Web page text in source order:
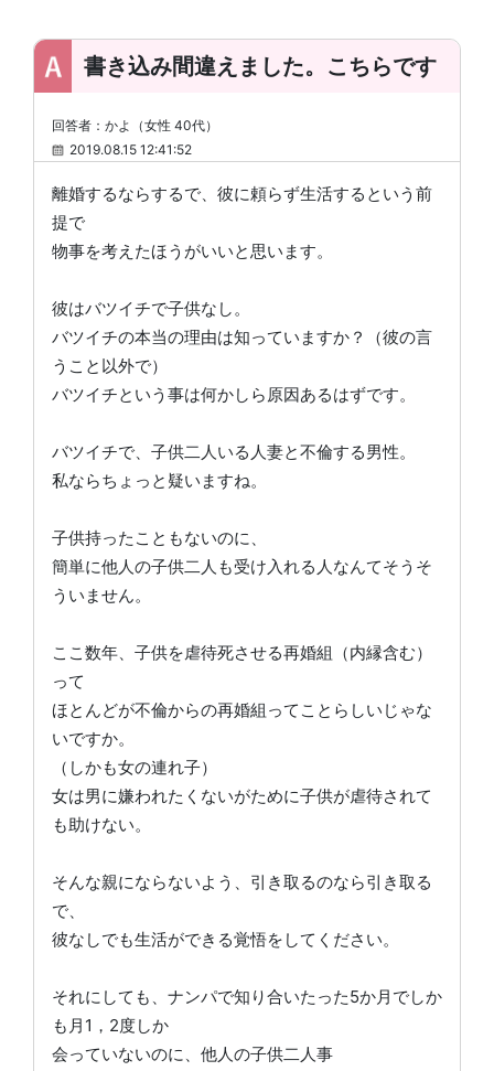
書き込み間違えました。こちらです
回答者：かよ（女性 40代）
2019.08.15 12:41:52
離婚するならするで、彼に頼らず生活するという前
提で
物事を考えたほうがいいと思います。
彼はバツイチで子供なし。
バツイチの本当の理由は知っていますか？（彼の言
うこと以外で）
バツイチという事は何かしら原因あるはずです。
バツイチで、子供二人いる人妻と不倫する男性。
私ならちょっと疑いますね。
子供持ったこともないのに、
簡単に他人の子供二人も受け入れる人なんてそうそ
ういません。
ここ数年、子供を虐待死させる再婚組（内縁含む）
って
ほとんどが不倫からの再婚組ってことらしいじゃな
いですか。
（しかも女の連れ子）
女は男に嫌われたくないがために子供が虐待されて
も助けない。
そんな親にならないよう、引き取るのなら引き取る
で、
彼なしでも生活ができる覚悟をしてください。
それにしても、ナンパで知り合いたった5か月でしか
も月1，2度しか
会っていないのに、他人の子供二人事